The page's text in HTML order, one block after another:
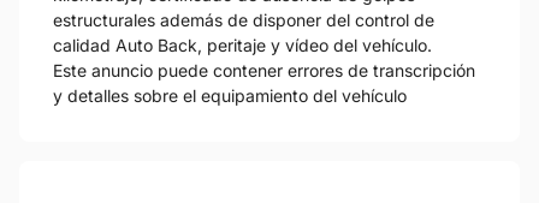
estructurales además de disponer del control de
calidad Auto Back, peritaje y vídeo del vehículo.
Este anuncio puede contener errores de transcripción
y detalles sobre el equipamiento del vehículo